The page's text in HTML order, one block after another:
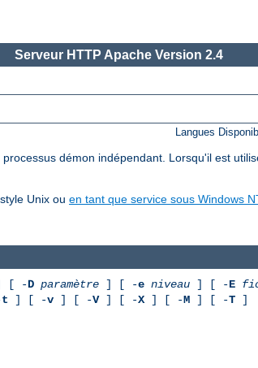
Serveur HTTP Apache Version 2.4
Langues
démon indépendant. Lorsqu'il est
Unix ou en tant que service sous Windows
[ -D paramètre ] [ -e niveau ] [ -E
t ] [ -v ] [ -V] [ -X] [ -M ] [ -T ]